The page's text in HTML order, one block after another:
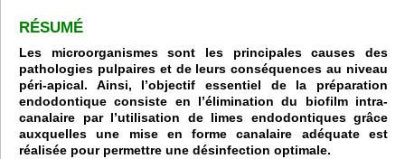
RÉSUMÉ
Les microorganismes sont les principales causes des
pathologies pulpaires et de leurs conséquences au niveau
péri-apical. Ainsi, l’objectif essentiel de la préparation
endodontique consiste en l’élimination du biofilm intra-
canalaire par l’utilisation de limes endodontiques grâce
auxquelles une mise en forme canalaire adéquate est
réalisée pour permettre une désinfection optimale.